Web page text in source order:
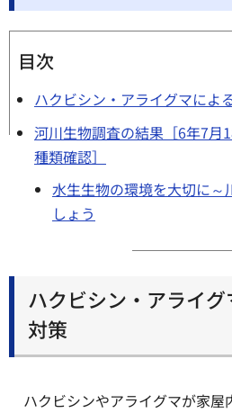
目次
ハクビシン・アライグマによ
河川生物調査の結果［6年7
種類確認］
水生生物の環境を大切に～
しょう
ハクビシン・アライ
対策
ハクビシンやアライグマが家屋